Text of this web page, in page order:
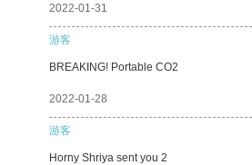
2022-01-31
游客
BREAKING! Portable CO2
2022-01-28
游客
Horny Shriya sent you 2